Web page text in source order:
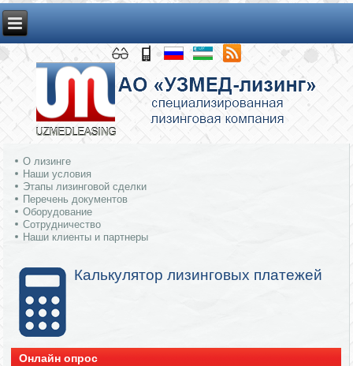
О лизинге
Наши условия
Этапы лизинговой сделки
Перечень документов
Оборудование
Сотрудничество
Наши клиенты и партнеры
Калькулятор лизинговых платежей
Онлайн опрос